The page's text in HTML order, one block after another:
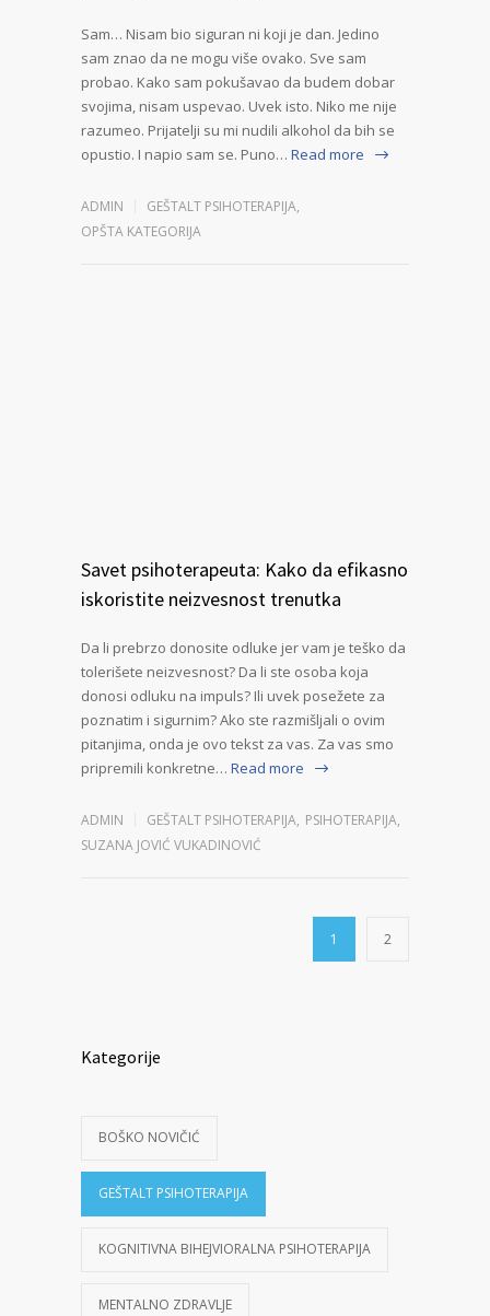
Sam… Nisam bio siguran ni koji je dan. Jedino
sam znao da ne mogu više ovako. Sve sam
probao. Kako sam pokušavao da budem dobar
svojima, nisam uspevao. Uvek isto. Niko me nije
razumeo. Prijatelji su mi nudili alkohol da bih se
opustio. I napio sam se. Puno… Read more
ADMIN GEŠTALT PSIHOTERAPIJA,
OPŠTA KATEGORIJA
Savet psihoterapeuta: Kako da efikasno
iskoristite neizvesnost trenutka
Da li prebrzo donosite odluke jer vam je teško da
tolerišete neizvesnost? Da li ste osoba koja
donosi odluku na impuls? Ili uvek posežete za
poznatim i sigurnim? Ako ste razmišljali o ovim
pitanjima, onda je ovo tekst za vas. Za vas smo
pripremili konkretne… Read more
ADMIN GEŠTALT PSIHOTERAPIJA, PSIHOTERAPIJA,
SUZANA JOVIĆ VUKADINOVIĆ
1 2
Kategorije
BOŠKO NOVIČIĆ
GEŠTALT PSIHOTERAPIJA
KOGNITIVNA BIHEJVIORALNA PSIHOTERAPIJA
MENTALNO ZDRAVLJE